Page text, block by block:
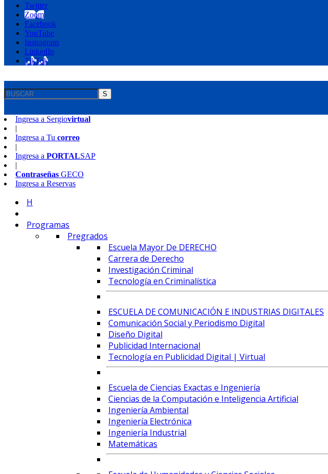
Twitter
Zoom
Facebook
YouTube
Instragram
LinkedIn
TikTok
S
Ingresa a Sergiovirtual
|
Ingresa a Tu correo
|
Ingresa a PORTALSAP
|
Contraseñas GECO
Ingresa a Reservas
H
Programas
Pregrados
Escuela Mayor De DERECHO
Carrera de Derecho
Investigación Criminal
Tecnología en Criminalística
ESCUELA DE COMUNICACIÓN E INDUSTRIAS DIGITALES
Comunicación Social y Periodismo Digital
Diseño Digital
Publicidad Internacional
Tecnología en Publicidad Digital | Virtual
Escuela de Ciencias Exactas e Ingeniería
Ciencias de la Computación e Inteligencia Artificial
Ingeniería Ambiental
Ingeniería Electrónica
Ingeniería Industrial
Matemáticas